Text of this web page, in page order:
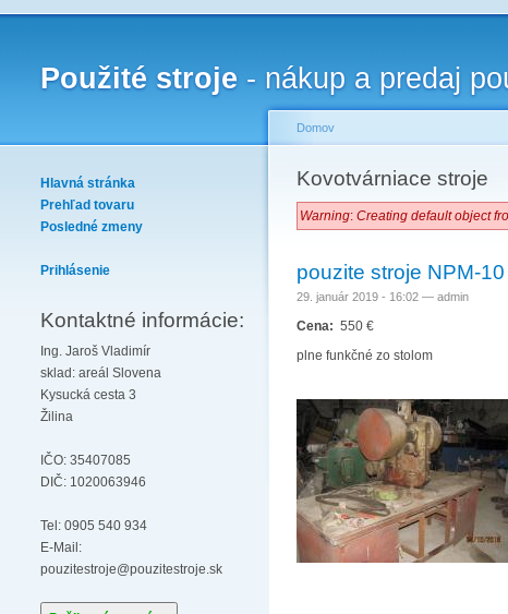
Použité stroje - nákup a predaj
Hlavná stránka
Prehľad tovaru
Posledné zmeny
Prihlásenie
Kontaktné informácie:
Ing. Jaroš Vladimír
sklad: areál Slovena
Kysucká cesta 3
Žilina
IČO: 35407085
DIČ: 1020063946
Tel: 0905 540 934
E-Mail:
pouzitestroje@pouzitestroje.sk
Domov
Kovotvárniace stroje
Warning: Creating default object
pouzite stroje NPM-
29. január 2019 - 16:02 — admin
Cena: 550 €
plne funkčné zo stolom